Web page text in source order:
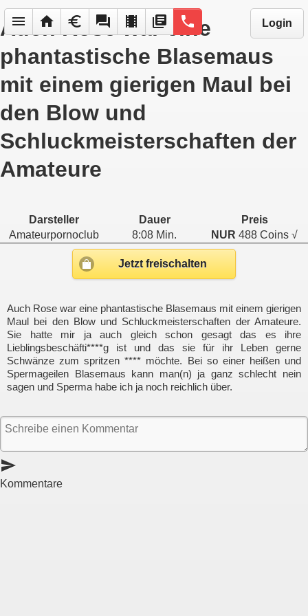
menu home euro forum local_movies library_books phone Login
Auch Rose war eine
phantastische Blasemaus
mit einem gierigen Maul bei
den Blow und
Schluckmeisterschaften der
Amateure
Darsteller Dauer
Preis
Amateurpornoclub
8:08 Min. NUR 488 Coins √
Jetzt freischalten
Auch Rose war eine phantastische Blasemaus mit einem gierigen
Maul bei den Blow und Schluckmeisterschaften der Amateure.
Sie hatte mir ja auch gleich schon gesagt das es ihre
Lieblingsbeschäfti****g ist und das sie für ihr Leben gerne
Schwänze zum spritzen **** möchte. Bei so einer heißen und
Spermageilen Blasemaus kann man(n) ja ganz schlecht nein
sagen und Sperma habe ich ja noch reichlich über.
send
Kommentare